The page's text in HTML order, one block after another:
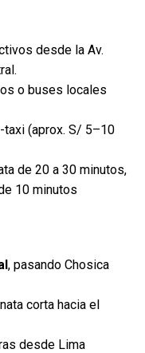
desde la Av.
o buses locales
taxi (aprox. S/ 5–10
de 20 a 30 minutos,
10 minutos
, pasando Chosica
corta hacia el
desde Lima